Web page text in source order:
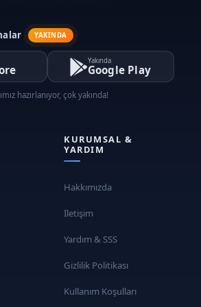
#kapadokya #glamping
#luxery
#turkeyglamping
#cappadocia-mobile-
#summer-camp #youth-camp
kampi #kurumsal-
YAKINDA
Yakında
Google Play
hazırlanıyor, çok yakında!
KURUMSAL &
YARDIM
Hakkımızda
İletişim
Yardım & SSS
Gizlilik Politikası
Kullanım Koşulları